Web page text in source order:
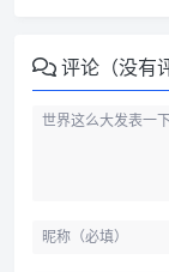
评论（没有